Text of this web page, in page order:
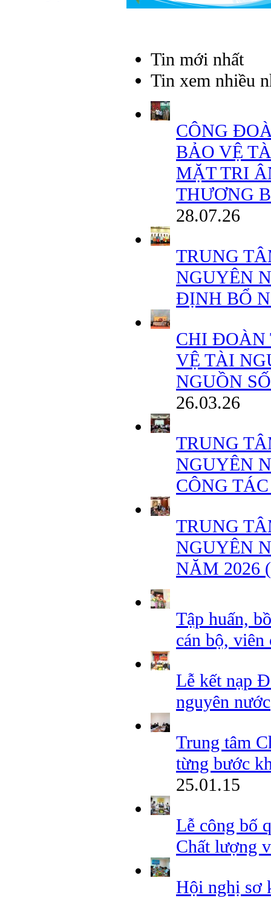
Tin mới nhất
Tin xem nhiều
CÔNG
BẢO VỆ
MẶT TRI
THƯƠNG
28.07.26
TRUNG
NGUYÊN
ĐỊNH BỔ
CHI ĐOÀN
VỆ TÀI
NGUỒN
26.03.26
TRUNG
NGUYÊN
CÔNG
TRUNG
NGUYÊN
NĂM 2026
Tập huấn,
cán bộ,
Lễ kết nạp
nguyên nước
Trung tâm
từng bước
25.01.15
Lễ công bố
Chất lượng
Hội nghị sơ